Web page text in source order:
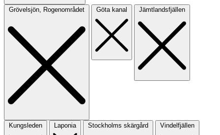
Grövelsjön, Rogenområdet Göta kanal Jämtlandsfjällen
Kungsleden Laponia Stockholms skärgård Vindelfjällen